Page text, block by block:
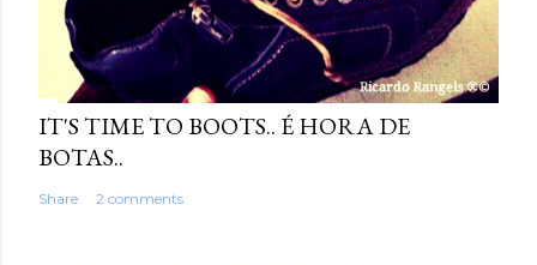
IT'S TIME TO BOOTS.. É HORA DE
BOTAS..
Share 2 comments